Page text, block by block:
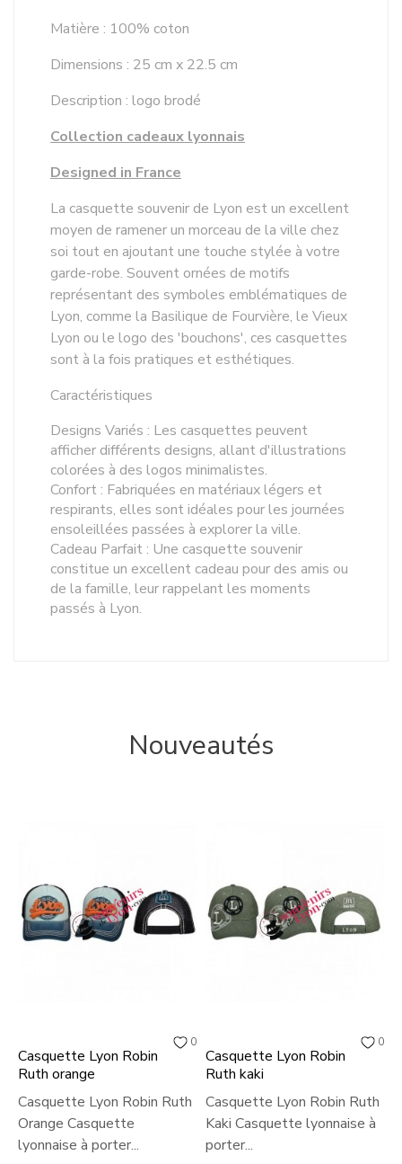
Matière : 100% coton
Dimensions : 25 cm x 22.5 cm
Description : logo brodé
Collection cadeaux lyonnais
Designed in France
La casquette souvenir de Lyon est un excellent
moyen de ramener un morceau de la ville chez
soi tout en ajoutant une touche stylée à votre
garde-robe. Souvent ornées de motifs
représentant des symboles emblématiques de
Lyon, comme la Basilique de Fourvière, le Vieux
Lyon ou le logo des 'bouchons', ces casquettes
sont à la fois pratiques et esthétiques.
Caractéristiques
Designs Variés : Les casquettes peuvent
afficher différents designs, allant d'illustrations
colorées à des logos minimalistes.
Confort : Fabriquées en matériaux légers et
respirants, elles sont idéales pour les journées
ensoleillées passées à explorer la ville.
Cadeau Parfait : Une casquette souvenir
constitue un excellent cadeau pour des amis ou
de la famille, leur rappelant les moments
passés à Lyon.
Nouveautés
0
Casquette Lyon Robin
Ruth orange
Casquette Lyon Robin Ruth
Orange Casquette
lyonnaise à porter...
0
Casquette Lyon Robin
Ruth kaki
Casquette Lyon Robin Ruth
Kaki Casquette lyonnaise à
porter...